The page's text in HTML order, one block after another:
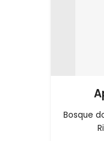
Bosque